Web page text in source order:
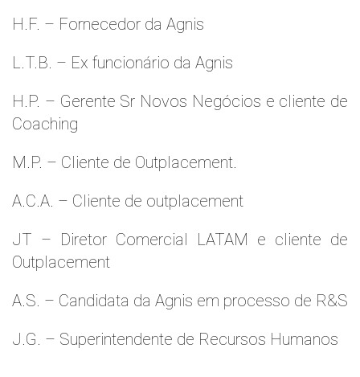
H.F. – Fornecedor da Agnis
L.T.B. – Ex funcionário da Agnis
H.P. – Gerente Sr Novos Negócios e cliente de
Coaching
M.P. – Cliente de Outplacement.
A.C.A. – Cliente de outplacement
JT – Diretor Comercial LATAM e cliente de
Outplacement
A.S. – Candidata da Agnis em processo de R&S
J.G. – Superintendente de Recursos Humanos